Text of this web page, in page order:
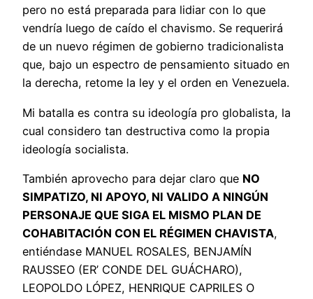
pero no está preparada para lidiar con lo que
vendría luego de caído el chavismo. Se requerirá
de un nuevo régimen de gobierno tradicionalista
que, bajo un espectro de pensamiento situado en
la derecha, retome la ley y el orden en Venezuela.
Mi batalla es contra su ideología pro globalista, la
cual considero tan destructiva como la propia
ideología socialista.
También aprovecho para dejar claro que NO
SIMPATIZO, NI APOYO, NI VALIDO A NINGÚN
PERSONAJE QUE SIGA EL MISMO PLAN DE
COHABITACIÓN CON EL RÉGIMEN CHAVISTA,
entiéndase MANUEL ROSALES, BENJAMÍN
RAUSSEO (ER’ CONDE DEL GUÁCHARO),
LEOPOLDO LÓPEZ, HENRIQUE CAPRILES O